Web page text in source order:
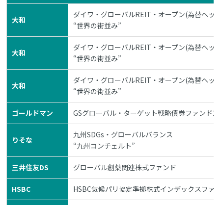
大和
ダイワ・グローバルREIT・オープン(為替ヘッ
“世界の街並み”
大和
ダイワ・グローバルREIT・オープン(為替ヘッ
“世界の街並み”
大和
ダイワ・グローバルREIT・オープン(為替ヘッ
“世界の街並み”
ゴールドマン GSグローバル・ターゲット戦略債券ファンド
りそな
九州SDGs・グローバルバランス
“九州コンチェルト”
三井住友DS グローバル創薬関連株式ファンド
HSBC HSBC気候パリ協定準拠株式インデックスファ